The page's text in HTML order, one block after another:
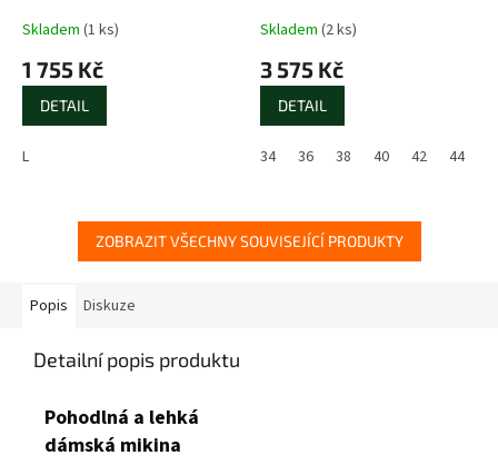
Skladem (1 ks)
1 755 Kč
DETAIL
L
Skladem (2 ks)
3 575 Kč
DETAIL
34 36 38 40 42 44
ZOBRAZIT VŠECHNY SOUVISEJÍCÍ PRODUKTY
Popis Diskuze
Detailní popis produktu
Pohodlná a lehká
dámská mikina